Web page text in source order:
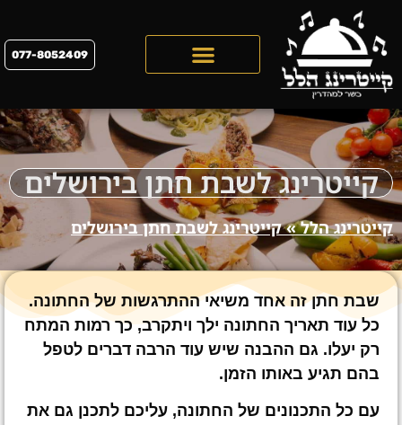
077-8052409
קייטרינג לשבת חתן בירושלים
קייטרינג הלל»קייטרינג לשבת חתן בירושלים
שבת חתן זה אחד משיאי ההתרגשות של החתונה.
כל עוד תאריך החתונה ילך ויתקרב, כך רמות המתח
רק יעלו. גם ההבנה שיש עוד הרבה דברים לטפל
בהם תגיע באותו הזמן.
עם כל התכנונים של החתונה, עליכם לתכנן גם את